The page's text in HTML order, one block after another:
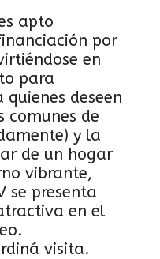
apto
por
en
para
deseen
comunes de
y la
de un hogar
vibrante,
se presenta
en el
visita.